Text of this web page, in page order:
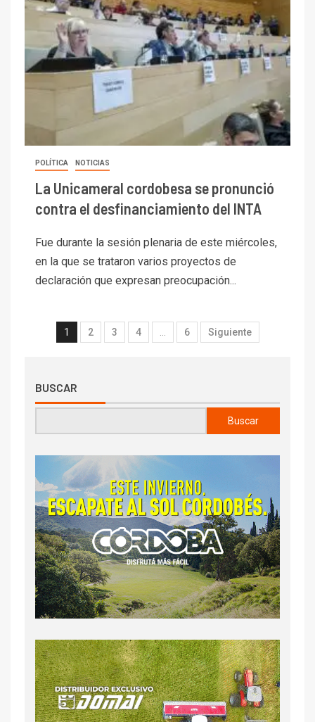
POLÍTICA NOTICIAS
La Unicameral cordobesa se pronunció
contra el desfinanciamiento del INTA
Fue durante la sesión plenaria de este miércoles,
en la que se trataron varios proyectos de
declaración que expresan preocupación...
1 2 3 4 6 Siguiente
BUSCAR
Buscar